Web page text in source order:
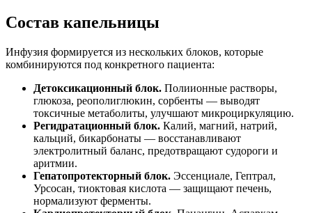
Состав капельницы
Инфузия формируется из нескольких блоков, которые
комбинируются под конкретного пациента:
Детоксикационный блок. Полиионные растворы,
глюкоза, реополиглюкин, сорбенты — выводят
токсичные метаболиты, улучшают микроциркуляцию.
Регидратационный блок. Калий, магний, натрий,
кальций, бикарбонаты — восстанавливают
электролитный баланс, предотвращают судороги и
аритмии.
Гепатопротекторный блок. Эссенциале, Гептрал,
Урсосан, тиоктовая кислота — защищают печень,
нормализуют ферменты.